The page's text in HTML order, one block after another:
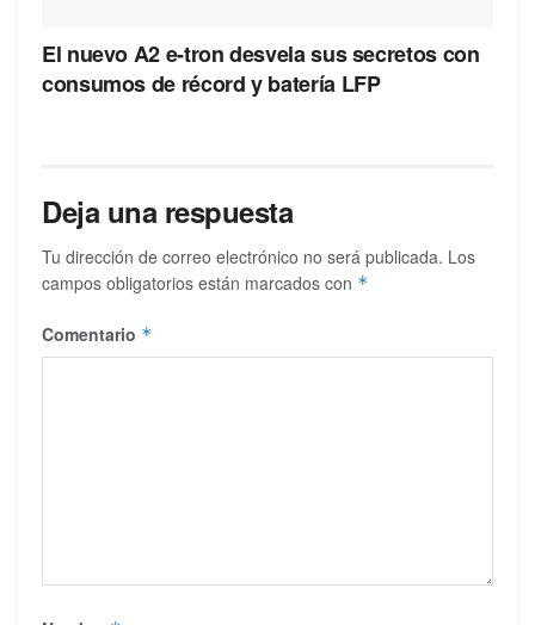
El nuevo A2 e-tron desvela sus secretos con
consumos de récord y batería LFP
Deja una respuesta
Tu dirección de correo electrónico no será publicada. Los
campos obligatorios están marcados con *
Comentario *